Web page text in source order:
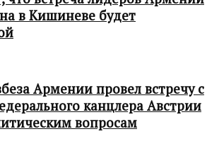
в Кишиневе будет
Армении провел встречу с
канцлера Австрии
вопросам